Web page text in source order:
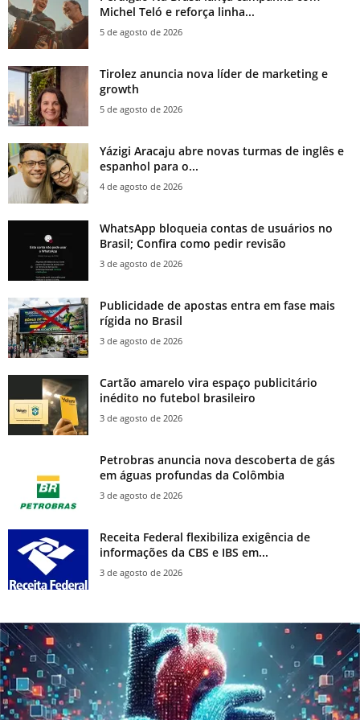
Michel Teló e reforça linha...
5 de agosto de 2026
Tirolez anuncia nova líder de marketing e
growth
5 de agosto de 2026
Yázigi Aracaju abre novas turmas de inglês e
espanhol para o...
4 de agosto de 2026
WhatsApp bloqueia contas de usuários no
Brasil; Confira como pedir revisão
3 de agosto de 2026
Publicidade de apostas entra em fase mais
rígida no Brasil
3 de agosto de 2026
Cartão amarelo vira espaço publicitário
inédito no futebol brasileiro
3 de agosto de 2026
Petrobras anuncia nova descoberta de gás
em águas profundas da Colômbia
3 de agosto de 2026
Receita Federal flexibiliza exigência de
informações da CBS e IBS em...
3 de agosto de 2026